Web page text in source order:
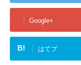
Google+
B! はてブ